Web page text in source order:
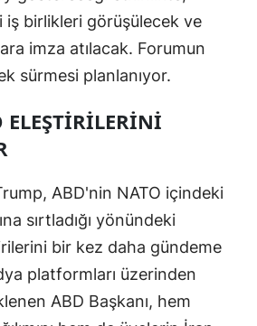
iş birlikleri görüşülecek ve
imza atılacak. Forumun
sürmesi planlanıyor.
ELEŞTİRİLERİNİ
ABD'nin NATO içindeki
sırtladığı yönündeki
bir kez daha gündeme
platformları üzerinden
ABD Başkanı, hem